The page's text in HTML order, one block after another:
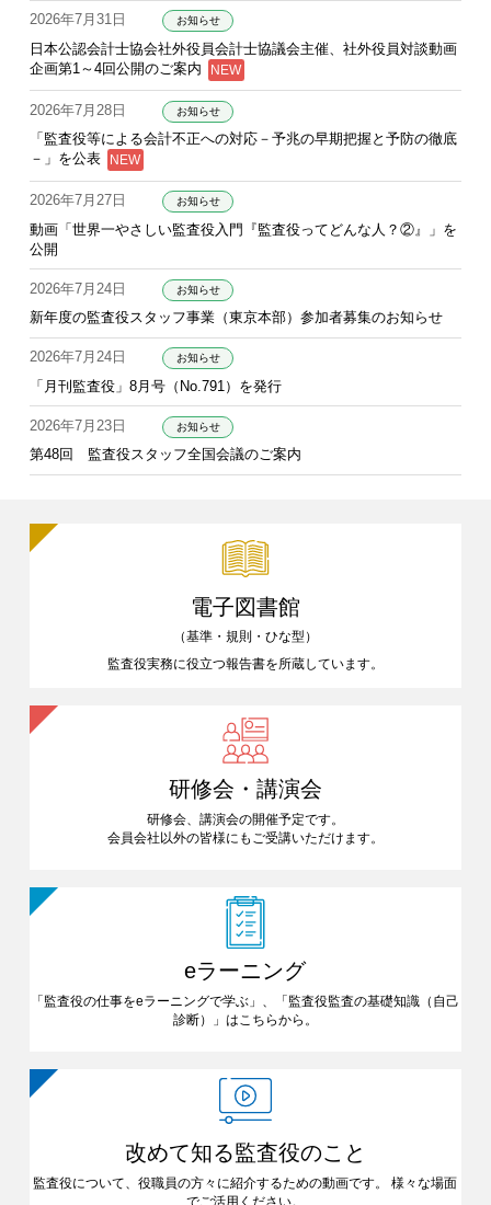
2026年7月31日 お知らせ
日本公認会計士協会社外役員会計士協議会主催、社外役員対談動画
企画第1～4回公開のご案内
2026年7月28日 お知らせ
「監査役等による会計不正への対応－予兆の早期把握と予防の徹底
－」を公表
2026年7月27日 お知らせ
動画「世界一やさしい監査役入門『監査役ってどんな人？②』」を
公開
2026年7月24日 お知らせ
新年度の監査役スタッフ事業（東京本部）参加者募集のお知らせ
2026年7月24日 お知らせ
「月刊監査役」8月号（No.791）を発行
2026年7月23日 お知らせ
第48回 監査役スタッフ全国会議のご案内
電子図書館
（基準・規則・ひな型）
監査役実務に役立つ報告書を所蔵しています。
研修会・講演会
研修会、講演会の開催予定です。
会員会社以外の皆様にも ご受講いただけます。
eラーニング
「監査役の仕事をeラーニングで学ぶ」、「監査役監査の基礎知識 （自己
診断）」はこちらから。
改めて知る監査役のこと
監査役について、役職員の方々に紹介するための動画です。
様々な場面
でご活用ください。